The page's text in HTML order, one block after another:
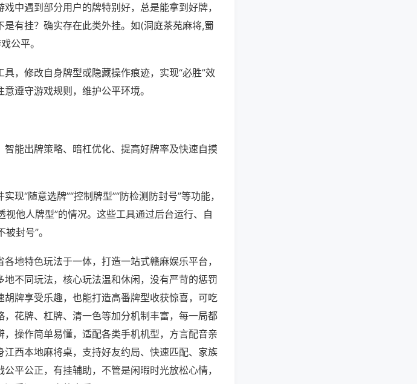
中遇到部分用户的牌特别好，总是能拿到好牌，
有挂？确实存在此类外挂。如(洞庭茶苑麻将,蜀
公平。
，修改自身牌型或隐藏操作痕迹，实现“必胜”效
遵守游戏规则，维护公平环境。
能出牌策略、暗杠优化、提高好牌率及快速自摸
“随意选牌”“控制牌型”“防检测防封号”等功能，
视他人牌型”的情况。这些工具通过后台运行、自
封号”。
地特色玩法于一体，打造一站式赣麻娱乐平台，
不同玩法，核心玩法温和休闲，没有严苛的惩罚
牌享受乐趣，也能打造高番牌型收获惊喜，可吃
花牌、杠牌、清一色等加分机制丰富，每一局都
操作简单易懂，适配各类手机机型，方言配音亲
西本地麻将桌，支持好友约局、快速匹配、家族
平公正，有挂辅助，不管是闲暇时光放松心情，